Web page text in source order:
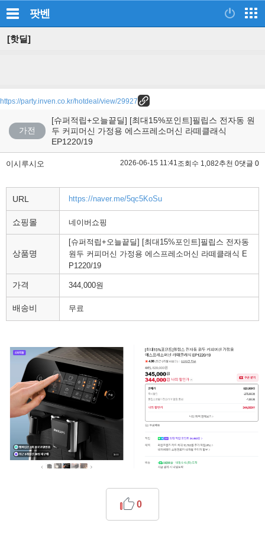
팟벤
[핫딜]
https://party.inven.co.kr/hotdeal/view/29927
가전
[슈퍼적립+오늘끝딜] [최대15%포인트]필립스 전자동 원
두 커피머신 가정용 에스프레소머신 라떼클래식
EP1220/19
이시루시오 2026-06-15 11:41조회수 1,082추천 0댓글 0
URL https://naver.me/5qc5KoSu
쇼핑몰 네이버쇼핑
상품명
[슈퍼적립+오늘끝딜] [최대15%포인트]필립스 전자동
원두 커피머신 가정용 에스프레소머신 라떼클래식 E
P1220/19
가격 344,000원
배송비 무료
0